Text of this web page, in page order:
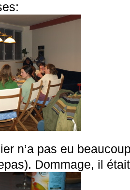
n’a pas eu
Dommage, il